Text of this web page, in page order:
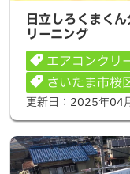
日立しろくまくん分
ニング
日立しろくまく
リーニング
エアコンクリ
さいたま市桜
更新日： 2025年04